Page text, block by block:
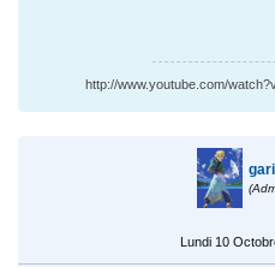
http://www.youtube.com/
Lundi 10